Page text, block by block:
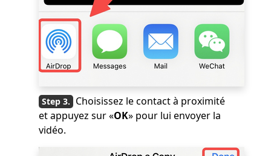
Choisissez le contact à proximité
et appuyez sur «OK» pour lui envoyer la
vidéo.